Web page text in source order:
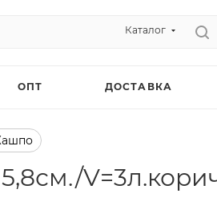
Каталог
ОПТ ДОСТАВКА